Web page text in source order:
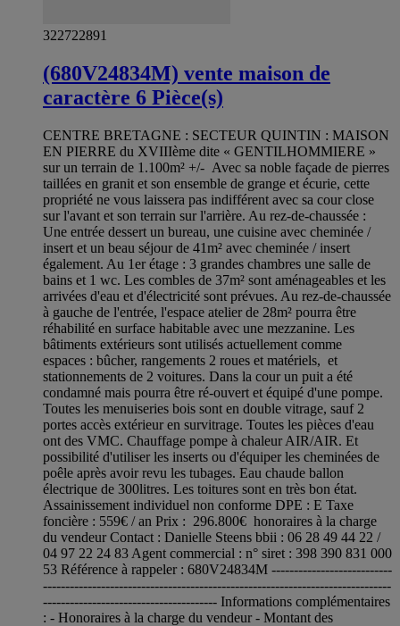
322722891
(680V24834M) vente maison de
caractère 6 Pièce(s)
CENTRE BRETAGNE : SECTEUR QUINTIN : MAISON
EN PIERRE du XVIIIème dite « GENTILHOMMIERE »
sur un terrain de 1.100m² +/- Avec sa noble façade de pierres
taillées en granit et son ensemble de grange et écurie, cette
propriété ne vous laissera pas indifférent avec sa cour close
sur l'avant et son terrain sur l'arrière. Au rez-de-chaussée :
Une entrée dessert un bureau, une cuisine avec cheminée /
insert et un beau séjour de 41m² avec cheminée / insert
également. Au 1er étage : 3 grandes chambres une salle de
bains et 1 wc. Les combles de 37m² sont aménageables et les
arrivées d'eau et d'électricité sont prévues. Au rez-de-chaussée
à gauche de l'entrée, l'espace atelier de 28m² pourra être
réhabilité en surface habitable avec une mezzanine. Les
bâtiments extérieurs sont utilisés actuellement comme
espaces : bûcher, rangements 2 roues et matériels, et
stationnements de 2 voitures. Dans la cour un puit a été
condamné mais pourra être ré-ouvert et équipé d'une pompe.
Toutes les menuiseries bois sont en double vitrage, sauf 2
portes accès extérieur en survitrage. Toutes les pièces d'eau
ont des VMC. Chauffage pompe à chaleur AIR/AIR. Et
possibilité d'utiliser les inserts ou d'équiper les cheminées de
poêle après avoir revu les tubages. Eau chaude ballon
électrique de 300litres. Les toitures sont en très bon état.
Assainissement individuel non conforme DPE : E Taxe
foncière : 559€ / an Prix : 296.800€ honoraires à la charge
du vendeur Contact : Danielle Steens bbii : 06 28 49 44 22 /
04 97 22 24 83 Agent commercial : n° siret : 398 390 831 000
53 Référence à rappeler : 680V24834M ---------------------------
------------------------------------------------------------------------------
--------------------------------------- Informations complémentaires
: - Honoraires à la charge du vendeur - Montant des